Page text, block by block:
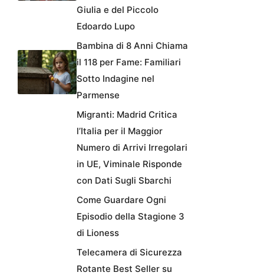
Giulia e del Piccolo
Edoardo Lupo
Bambina di 8 Anni Chiama
il 118 per Fame: Familiari
Sotto Indagine nel
Parmense
Migranti: Madrid Critica
l’Italia per il Maggior
Numero di Arrivi Irregolari
in UE, Viminale Risponde
con Dati Sugli Sbarchi
Come Guardare Ogni
Episodio della Stagione 3
di Lioness
Telecamera di Sicurezza
Rotante Best Seller su